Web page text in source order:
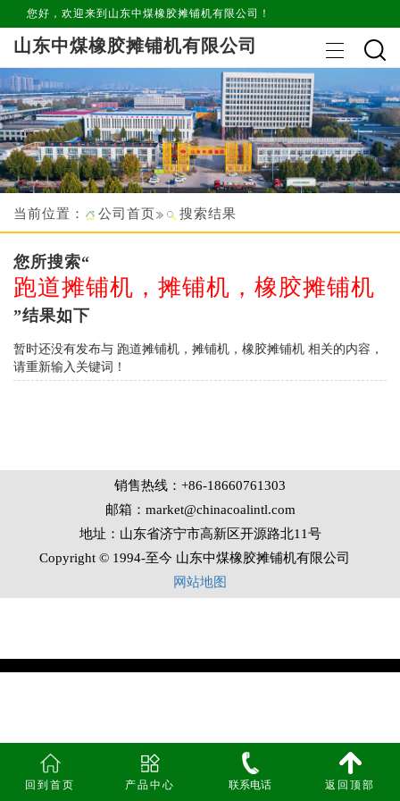
您好，欢迎来到山东中煤橡胶摊铺机有限公司！
山东中煤橡胶摊铺机有限公司
当前位置： 公司首页 搜索结果
您所搜索“
跑道摊铺机，摊铺机，橡胶摊铺机
”结果如下
暂时还没有发布与 跑道摊铺机，摊铺机，橡胶摊铺机 相关的内容，
请重新输入关键词！
销售热线：+86-18660761303
邮箱：market@chinacoalintl.com
地址：山东省济宁市高新区开源路北11号
Copyright © 1994-至今 山东中煤橡胶摊铺机有限公司
网站地图
回到首页 产品中心 联系电话 返回顶部